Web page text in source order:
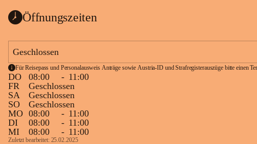
Öffnungszeiten
Geschlossen
Für Reisepass und Personalausweis Anträge sowie Austria-ID und Strafregisterauszüge bitte einen
DO 08:00 - 11:00
FR
Geschlossen
SA
Geschlossen
SO
Geschlossen
MO 08:00 - 11:00
DI
08:00 - 11:00
MI
08:00 - 11:00
Zuletzt bearbeitet: 25.02.2025